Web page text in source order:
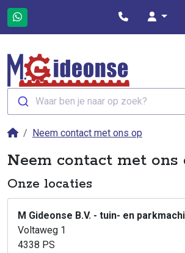
Waar ben je naar op zoek?
Neem contact met ons op
Neem contact met ons
Onze locaties
M Gideonse B.V. - tuin- en
Voltaweg 1
4338 PS